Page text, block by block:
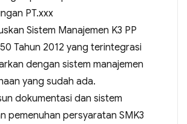
PT.xxx
Sistem Manajemen K3 PP
Tahun 2012 yang terintegrasi
dengan sistem manajemen
yang sudah ada.
dokumentasi dan sistem
pemenuhan persyaratan SMK3